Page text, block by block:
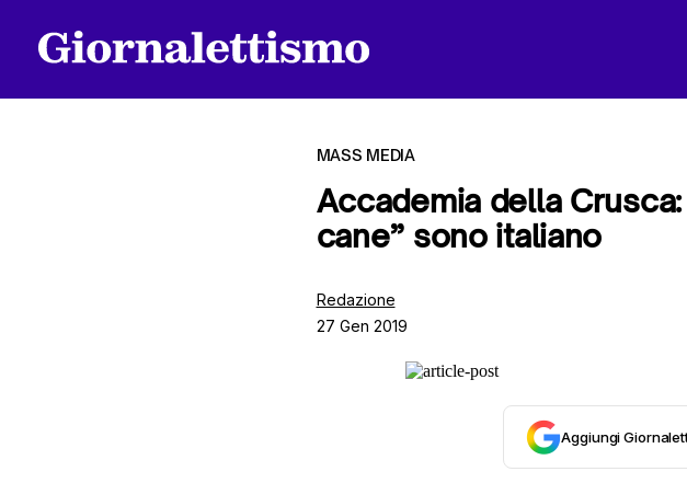
MASS MEDIA
Accademia della
cane” sono italiano
Redazione
27 Gen 2019
Aggiungi